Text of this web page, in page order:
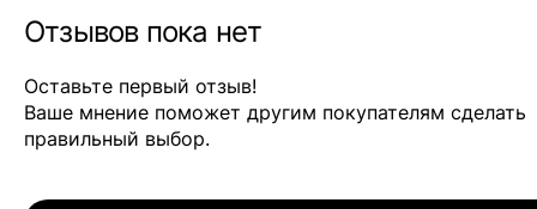
Отзывов пока нет
Оставьте первый отзыв!
Ваше мнение поможет другим покупателям сделать
правильный выбор.